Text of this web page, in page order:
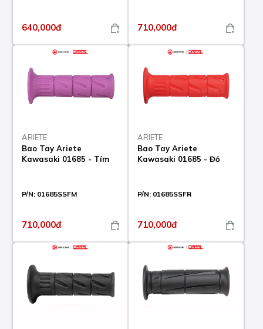
640,000đ 710,000đ
ARIETE
Bao Tay Ariete
Kawasaki 01685 - Tím
P/N: 01685SSFM
710,000đ
ARIETE
Bao Tay Ariete
Kawasaki 01685 - Đỏ
P/N: 01685SSFR
710,000đ